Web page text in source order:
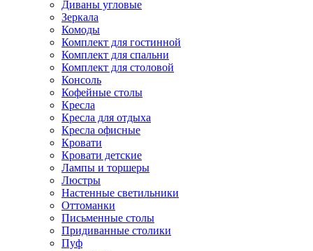
Диваны угловые
Зеркала
Комоды
Комплект для гостинной
Комплект для спальни
Комплект для столовой
Консоль
Кофейные столы
Кресла
Кресла для отдыха
Кресла офисные
Кровати
Кровати детские
Лампы и торшеры
Люстры
Настенные светильники
Оттоманки
Письменные столы
Придиванные столики
Пуф